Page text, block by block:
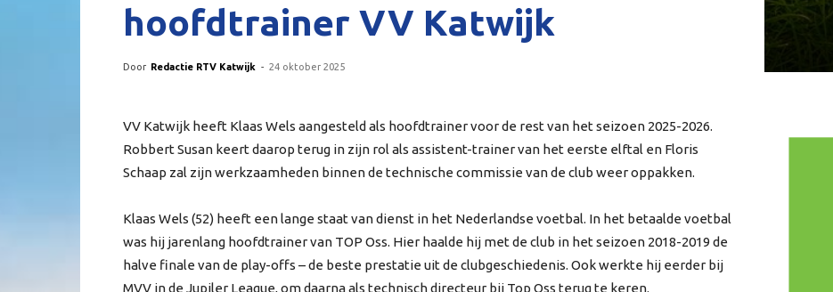
hoofdtrainer VV Katwijk
Door Redactie RTV Katwijk - 24 oktober 2025
VV Katwijk heeft Klaas Wels aangesteld als hoofdtrainer voor de rest van het seizoen 2025-2026.
Robbert Susan keert daarop terug in zijn rol als assistent-trainer van het eerste elftal en Floris
Schaap zal zijn werkzaamheden binnen de technische commissie van de club weer oppakken.
Klaas Wels (52) heeft een lange staat van dienst in het Nederlandse voetbal. In het betaalde voetbal
was hij jarenlang hoofdtrainer van TOP Oss. Hier haalde hij met de club in het seizoen 2018-2019 de
halve finale van de play-offs – de beste prestatie uit de clubgeschiedenis. Ook werkte hij eerder bij
MVV in de Jupiler League, om daarna als technisch directeur bij Top Oss terug te keren.